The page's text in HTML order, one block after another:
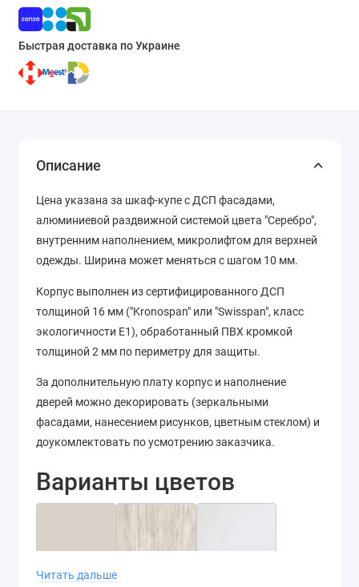
Быстрая доставка по Украине
Описание
Цена указана за шкаф-купе с ДСП фасадами,
алюминиевой раздвижной системой цвета "Серебро",
внутренним наполнением, микролифтом для верхней
одежды. Ширина может меняться с шагом 10 мм.
Корпус выполнен из сертифицированного ДСП
толщиной 16 мм ("Kronospan" или "Swisspan", класс
экологичности Е1), обработанный ПВХ кромкой
толщиной 2 мм по периметру для защиты.
За дополнительную плату корпус и наполнение
дверей можно декорировать (зеркальными
фасадами, нанесением рисунков, цветным стеклом) и
доукомлектовать по усмотрению заказчика.
Варианты цветов
Читать дальше